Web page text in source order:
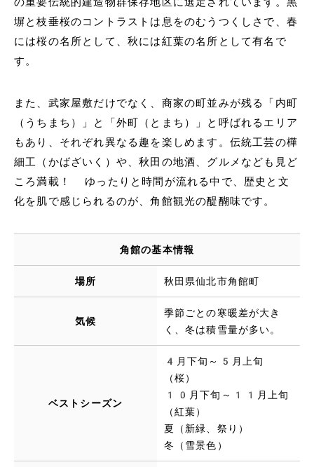
塀と枝垂桜のコントラストは息をのむうつくしさで、春
には桜の名所として、秋には紅葉の名所として有名で
す。
また、武家屋敷だけでなく、商家の町並みが残る「内町
（うちまち）」と「外町（とまち）」と呼ばれるエリア
もあり、それぞれ異なる趣を楽しめます。伝統工芸の樺
細工（かばざいく）や、秋田の地酒、グルメなども見ど
ころ満載！ ゆったりと時間が流れる中で、歴史と文
化を肌で感じられるのが、角館観光の醍醐味です。
角館の基本情報
場所 秋田県仙北市角館町
気候
季節ごとの寒暖差が大き
く、冬は積雪量が多い。
ベストシーズン
4月下旬～5月上旬
（桜）
10月下旬～11月上旬
（紅葉）
夏（新緑、祭り）
冬（雪景色）